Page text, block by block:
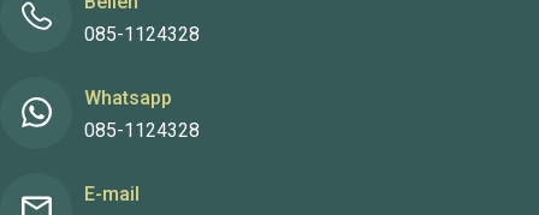
085-1124328
Whatsapp
085-1124328
E-mail